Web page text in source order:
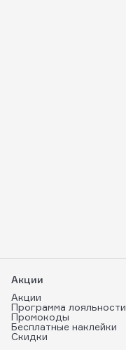
Акции
Акции
Программа лояльности
Промокоды
Бесплатные наклейки
Скидки